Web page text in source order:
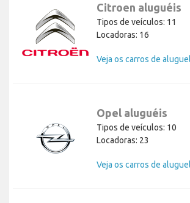
Citroen aluguéis
Tipos de veículos: 11
Locadoras: 16
Veja os carros de
Opel aluguéis
Tipos de veículos: 10
Locadoras: 23
Veja os carros de